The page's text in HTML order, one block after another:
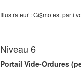
Illustrateur : Gi$mo est parti
Niveau 6
Portail Vide-Ordures